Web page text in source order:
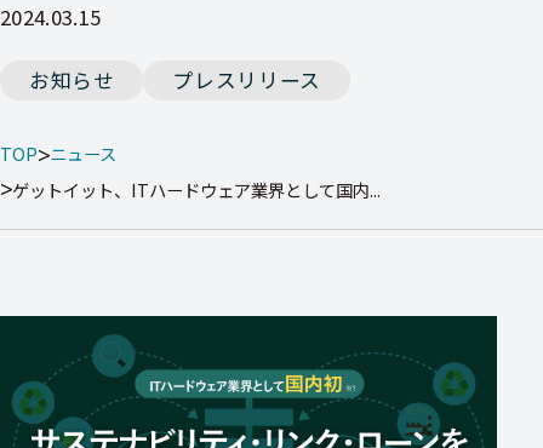
2024.03.15
お知らせ プレスリリース
TOP ニュース
ゲットイット、ITハードウェア業界として国内...